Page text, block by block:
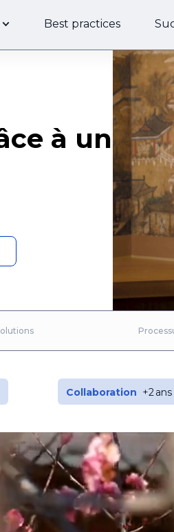
Best practices
à un
Collaboration +2 ans